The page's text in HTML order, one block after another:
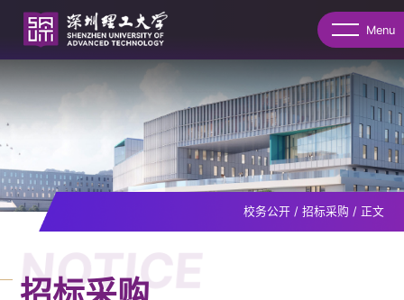
Menu
校务公开/ 招标采购 / 正文
NOTICE